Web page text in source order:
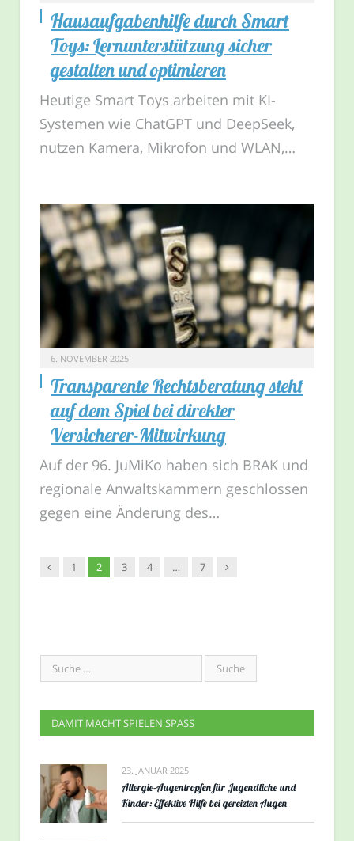
Hausaufgabenhilfe durch Smart
Toys: Lernunterstützung sicher
gestalten und optimieren
Heutige Smart Toys arbeiten mit KI-
Systemen wie ChatGPT und DeepSeek,
nutzen Kamera, Mikrofon und WLAN,…
6. NOVEMBER 2025
Transparente Rechtsberatung steht
auf dem Spiel bei direkter
Versicherer-Mitwirkung
Auf der 96. JuMiKo haben sich BRAK und
regionale Anwaltskammern geschlossen
gegen eine Änderung des…
Vorgänger
1 2 3 4 … 7 Nachfolger
DAMIT MACHT SPIELEN SPASS
23. JANUAR 2025
Allergie-Augentropfen für Jugendliche und
Kinder: Effektive Hilfe bei gereizten Augen